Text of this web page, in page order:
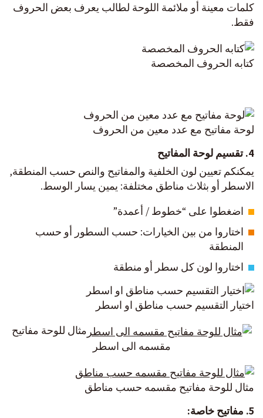
كلمات معينة أو ملائمة اللوحة لطالب يعرف بعض الحروف
فقط.
كتابه الحروف المخصصة
لوحة مفاتيح مع عدد معين من الحروف
4. تقسيم
لوحة المفاتيح
يمكنكم تعيين لون الخلفية والمفاتيح والنص حسب المنطقة,
الاسطر أو بثلاث مناطق مختلفة: يمين يسار الوسط.
اضغطوا على “خطوط / أعمدة”
اختاروا من بين الخيارات: حسب السطور أو حسب
المنطقة
اختاروا لون كل سطر أو منطقة
اختيار التقسيم حسب مناطق او اسطر
مثال للوحة مفاتيح
مقسمه الى اسطر
مثال للوحة مفاتيح مقسمه حسب مناطق
5. مفاتيح خاصة: